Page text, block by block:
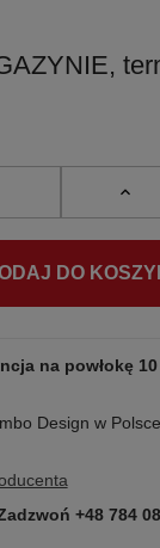
DO
na powłokę
Design w
+48 784